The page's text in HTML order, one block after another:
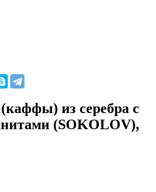
из серебра с
(SOKOLOV),